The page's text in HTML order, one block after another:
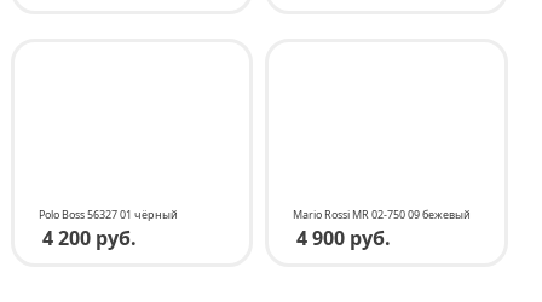
Polo Boss 56327 01 чёрный
4 200 руб.
Mario Rossi MR 02-750 09 бежевый
4 900 руб.